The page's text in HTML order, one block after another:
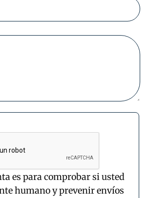
es para comprobar si usted
humano y prevenir envíos